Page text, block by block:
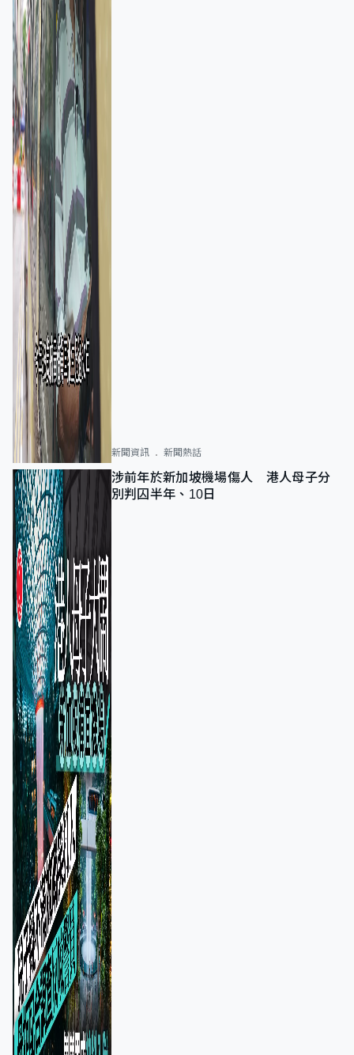
新聞資訊 新聞熱話
涉前年於新加坡機場傷人 港人母子分
別判囚半年、10日